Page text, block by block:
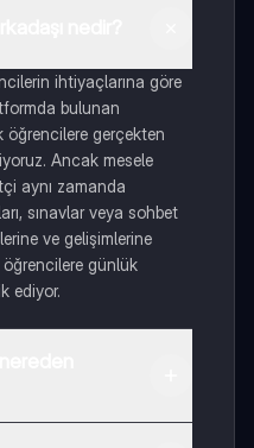
ihtiyaçlarına göre
bulunan
gerçekten
Ancak mesele
aynı zamanda
sınavlar veya sohbet
ve gelişimlerine
öğrencilere günlük
ediyor.